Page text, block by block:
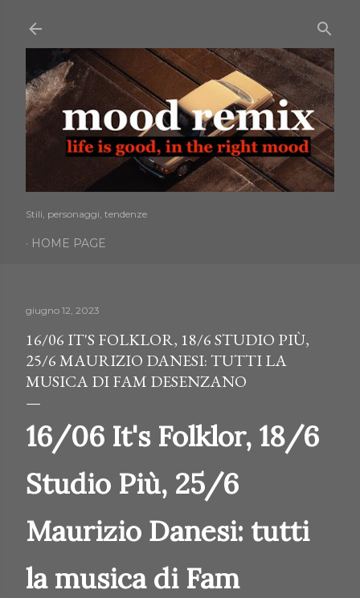
Stili, personaggi, tendenze
HOME PAGE
giugno 12, 2023
16/06 IT'S FOLKLOR, 18/6 STUDIO PIÙ,
25/6 MAURIZIO DANESI: TUTTI LA
MUSICA DI FAM DESENZANO
16/06 It's Folklor, 18/6
Studio Più, 25/6
Maurizio Danesi: tutti
la musica di Fam